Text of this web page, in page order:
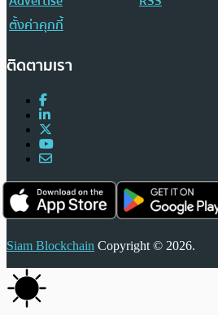
ตั้งค่าคุกกี้
ติดตามเรา
Siam Blockchain Copyright © 2026.